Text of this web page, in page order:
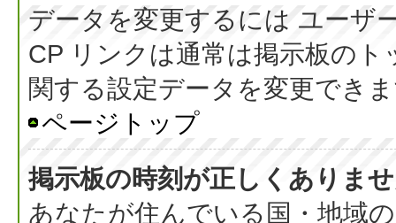
データを変更するには ユーザ
CP リンクは通常は掲示板の
関する設定データを変更でき
ページトップ
掲示板の時刻が正しくありま
あなたが住んでいる国・地域